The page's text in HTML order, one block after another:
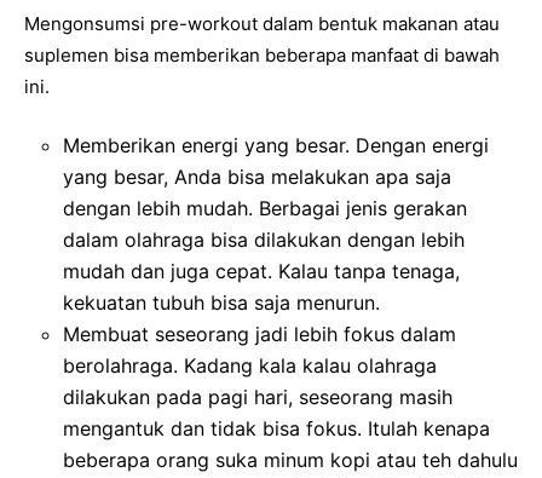
Mengonsumsi pre-workout dalam bentuk makanan atau
suplemen bisa memberikan beberapa manfaat di bawah
ini.
Memberikan energi yang besar. Dengan energi
yang besar, Anda bisa melakukan apa saja
dengan lebih mudah. Berbagai jenis gerakan
dalam olahraga bisa dilakukan dengan lebih
mudah dan juga cepat. Kalau tanpa tenaga,
kekuatan tubuh bisa saja menurun.
Membuat seseorang jadi lebih fokus dalam
berolahraga. Kadang kala kalau olahraga
dilakukan pada pagi hari, seseorang masih
mengantuk dan tidak bisa fokus. Itulah kenapa
beberapa orang suka minum kopi atau teh dahulu